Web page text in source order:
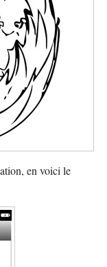
en voici le